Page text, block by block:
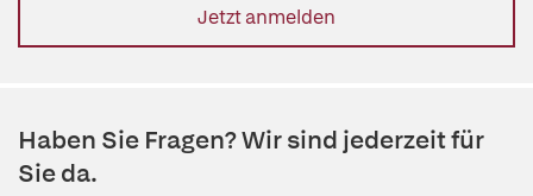
Jetzt anmelden
Haben Sie Fragen? Wir sind jederzeit für
Sie da.